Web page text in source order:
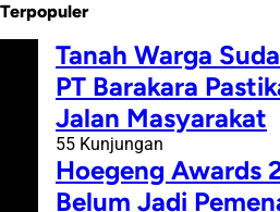
Terpopuler
Tanah Warga
PT Barakara
Jalan Masyarakat
55 Kunjungan
Hoegeng Awards
Belum Jadi